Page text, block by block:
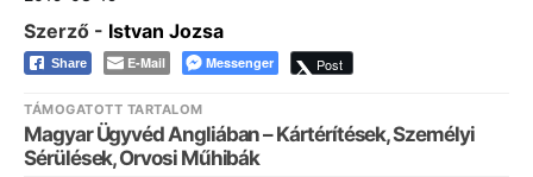
Szerző - Istvan Jozsa
Share E-Mail Messenger Post
TÁMOGATOTT TARTALOM
Magyar Ügyvéd Angliában – Kártérítések, Személyi
Sérülések, Orvosi Műhibák